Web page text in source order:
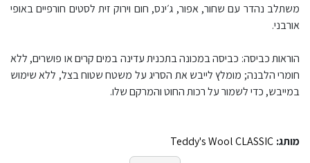
משתלב נהדר עם שחור, אפור, ג׳ינס, חום וירוק זית לסטים חורפיים באופי
אורבני.
הוראות כביסה: כביסה במכונה בתכנית עדינה במים קרים או פושרים, ללא
חומרי הלבנה; מומלץ לייבש את הסריג על משטח שטוח בצל, ללא שימוש
במייבש, כדי לשמור על רכות החוט והמרקם שלו.
מותג: Teddy's Wool CLASSIC